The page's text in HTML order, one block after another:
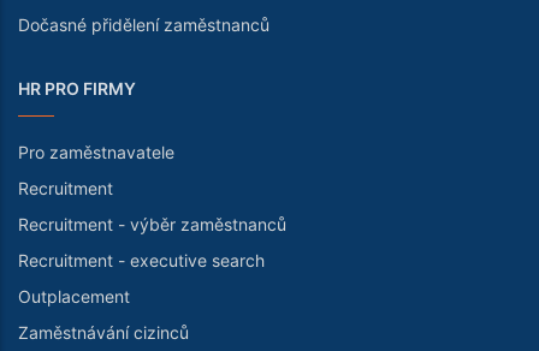
Dočasné přidělení zaměstnanců
HR PRO FIRMY
Pro zaměstnavatele
Recruitment
Recruitment - výběr zaměstnanců
Recruitment - executive search
Outplacement
Zaměstnávání cizinců